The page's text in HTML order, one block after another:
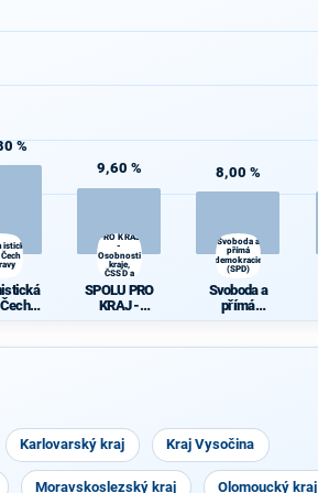
%
a
a
9,60 %
PRO KRAJ
-
Osobnosti
kraje,
ČSSD a
SPOLU PRO
KRAJ -
Zelení
8,00 %
Svoboda a
přímá
demokracie
(SPD)
Svoboda a
přímá
Karlovarský kraj Kraj Vysočina
Moravskoslezský kraj Olomoucký kraj